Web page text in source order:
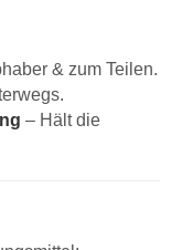
& zum Teilen.
– Hält die